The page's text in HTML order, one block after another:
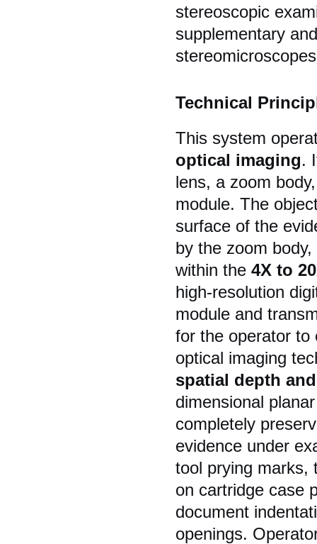
stereoscopic
supplementary
Technical
This system
optical imaging.
lens, a zoom
module. The
surface of the
by the zoom
within the 4X to
high-resolution
module and
for the operator to
optical imaging
spatial depth
dimensional
completely
evidence under
tool prying marks,
on cartridge case
document
openings.